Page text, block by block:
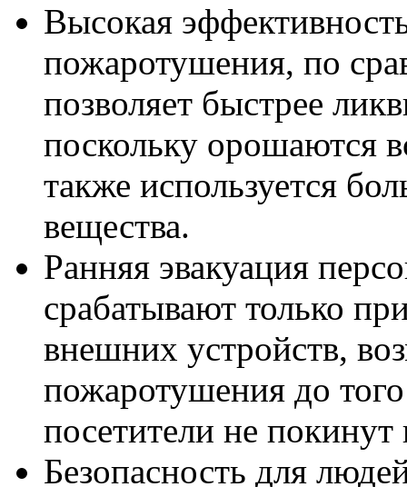
Высокая
пожаротушения, по
позволяет быстрее
поскольку орошаются
также используется
вещества.
Ранняя эвакуация
срабатывают только
внешних устройств,
пожаротушения до
посетители не
Безопасность для